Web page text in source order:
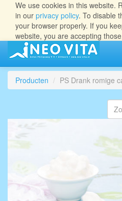
We use cookies in this website.
in our privacy policy. To disable
your browser properly. If you
website, you are accepting
Producten
PS Drank romige